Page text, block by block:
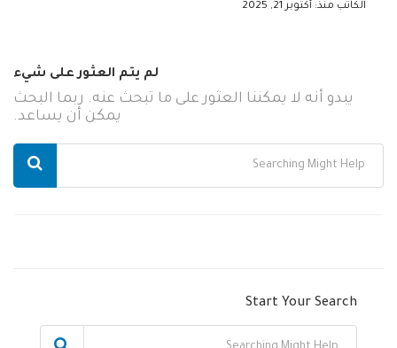
الكاتب منذ: أكتوبر 21, 2025
لم يتم العثور على شيء
يبدو أنه لا يمكننا العثور على ما تبحث عنه. ربما البحث
يمكن أن يساعد.
Start Your Search